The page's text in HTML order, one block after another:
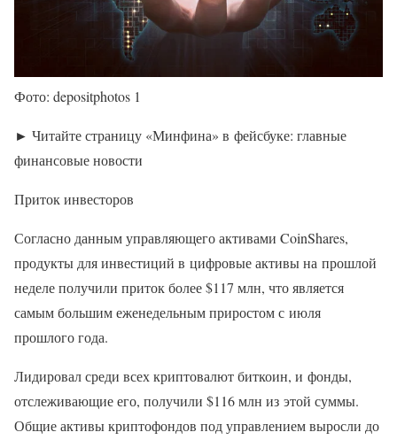
Фото: depositphotos 1
► Читайте страницу «Минфина» в фейсбуке: главные
финансовые новости
Приток инвесторов
Согласно данным управляющего активами CoinShares,
продукты для инвестиций в цифровые активы на прошлой
неделе получили приток более $117 млн, что является
самым большим еженедельным приростом с июля
прошлого года.
Лидировал среди всех криптовалют биткоин, и фонды,
отслеживающие его, получили $116 млн из этой суммы.
Общие активы криптофондов под управлением выросли до